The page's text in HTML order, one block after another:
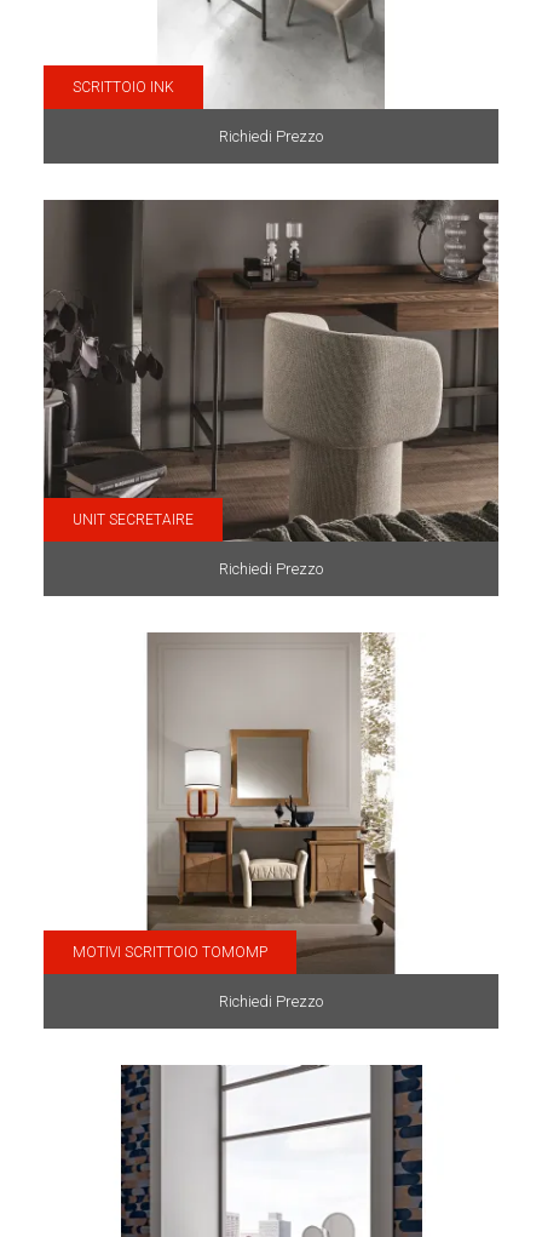
SCRITTOIO INK
Richiedi Prezzo
UNIT SECRETAIRE
Richiedi Prezzo
MOTIVI SCRITTOIO TOMOMP
Richiedi Prezzo